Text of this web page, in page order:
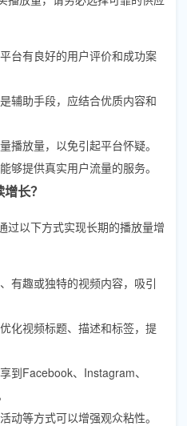
台有良好的用户评价和成功案
辅助手段，应结合优质内容和
播放量，以免引起平台怀疑。
够提供真实用户流量的服务。
长？
过以下方式实现长期的播放量增
有趣或独特的视频内容，吸引
化视频标题、描述和标签，提
到Facebook、Instagram、
动等方式可以增强观众粘性。